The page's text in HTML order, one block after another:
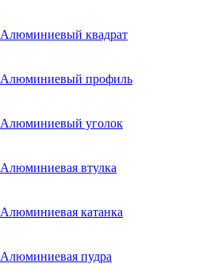
Алюминиевый квадрат
Алюминиевый профиль
Алюминиевый уголок
Алюминиевая втулка
Алюминиевая катанка
Алюминиевая пудра